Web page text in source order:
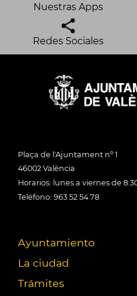
Nuestras Apps
Redes Sociales
Plaça de l'Ajuntament nº 1
46002 València
Horarios: lunes a viernes de
Teléfono: 963 52 54 78
Ayuntamiento
La ciudad
Trámites